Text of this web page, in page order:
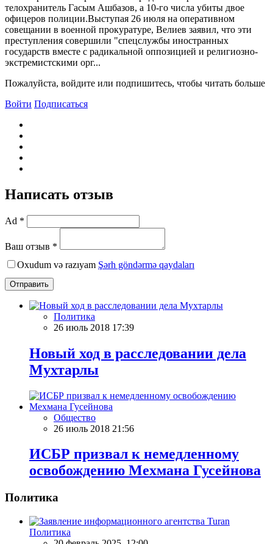
телохранитель Гасым Ашбазов, а 10-го числа убиты двое
офицеров полиции.Bыступая 26 июля на оперативном
совещании в военной прокуратуре, Bелиев заявил, что эти
преступления совершили "спецслужбы иностранных
государств вместе с радикальной оппозицией и религиозно-
экстремистскими орг...
Пожалуйста, войдите или подпишитесь, чтобы читать больше
Войти Подписаться
Написать отзыв
Ad *
Ваш отзыв *
Oxudum və razıyam Şərh göndərmə qaydaları
Отправить
Политика
26 июль 2018 17:39
Новый ход в расследовании дела
Мухтарлы
Общество
26 июль 2018 21:56
ИСБР призвал к немедленному
освобождению Мехмана Гусейнова
Политика
Политика